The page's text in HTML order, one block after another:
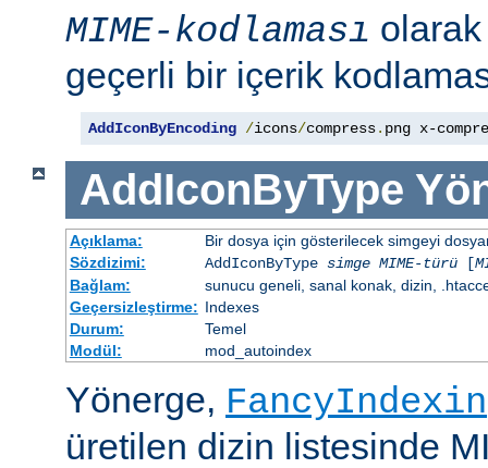
MIME-kodlaması
geçerli bir içerik
AddIconByEncoding /icons/compress. png x-
AddIconByType
Açıklama:
Bir dosya için gösterilecek simgeyi
Sözdizimi:
AddIconByType simge MIME-türü[
Bağlam:
sunucu geneli, sanal konak, dizin,
Geçersizleştirme: Indexes
Durum:
Temel
Modül:
mod_autoindex
Yönerge,
üretilen dizin listesinde